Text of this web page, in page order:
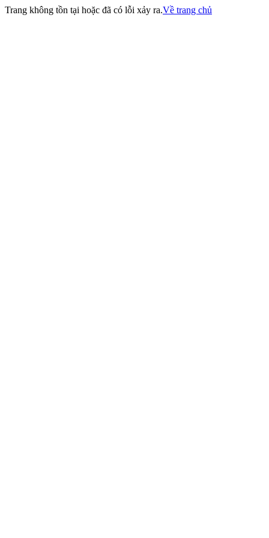
Trang không tồn tại hoặc đã có lỗi xảy ra.Về trang chủ